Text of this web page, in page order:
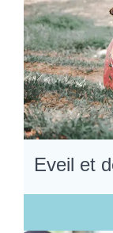
Eveil et